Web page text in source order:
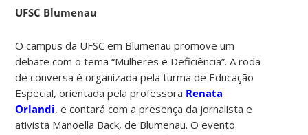
UFSC Blumenau
O campus da UFSC em Blumenau promove um
debate com o tema “Mulheres e Deficiência”. A roda
de conversa é organizada pela turma de Educação
Especial, orientada pela professora Renata
Orlandi, e contará com a presença da jornalista e
ativista Manoella Back, de Blumenau. O evento